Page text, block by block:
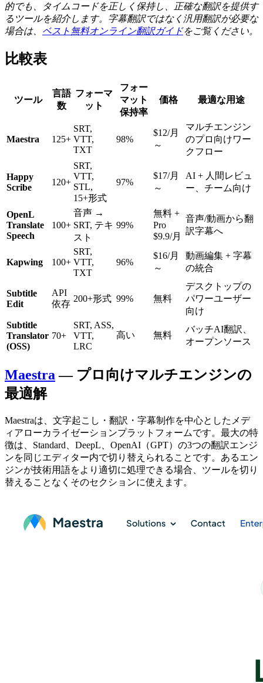
的でも、タイムコードを正しく保持し、正確な翻訳を提供す
るツールを紹介します。字幕翻訳ではなく汎用翻訳が必要な
場合は、 ベスト無料オンライン翻訳ガイドをご覧ください。
比較表
ツール
言語
数
フォーマ
ット
フォー
マット
保持率
価格 最適な用途
Maestra 125+
SRT,
VTT,
TXT
98%
$12/月
～
マルチエンジン
のプロ向けワー
クフロー
Happy
Scribe
120+
SRT,
VTT,
STL,
15+形式
97%
$17/月
～
AI + 人間レビュ
ー、チーム向け
OpenL
Translate
Speech
100+
音声 →
SRT, テキ
スト
99%
無料 +
Pro
$9.9/月
音声/動画から翻
訳字幕へ
Kapwing 100+
SRT,
VTT,
TXT
96%
$16/月
～
動画編集 + 字幕
の統合
Subtitle
Edit
API
依存
200+形式 99% 無料
デスクトップの
パワーユーザー
向け
Subtitle
Translator
(OSS)
70+
SRT, ASS,
VTT,
LRC
高い 無料
バッチAI翻訳、
オープンソース
Maestra — プロ向けマルチエンジンの
最適解
Maestraは、文字起こし・翻訳・字幕制作を中心としたメデ
ィアローカライゼーションプラットフォームです。最大の特
徴は、Standard、DeepL、OpenAI（GPT）の3つの翻訳エンジ
ンを同じエディター内で切り替えられることです。あるエン
ジンが技術用語をより適切に処理できる場合、ツールを切り
替えることなくそのセクションに使えます。